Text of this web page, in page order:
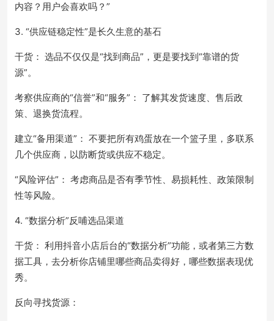
内容？用户会喜欢吗？”
3. “供应链稳定性”是长久生意的基石
干货： 选品不仅仅是“找到商品”，更是要找到“靠谱的货
源”。
考察供应商的“信誉”和“服务”： 了解其发货速度、售后政
策、退换货流程。
建立“备用渠道”： 不要把所有鸡蛋放在一个篮子里，多联系
几个供应商，以防断货或供应不稳定。
“风险评估”： 考虑商品是否有季节性、易损耗性、政策限制
性等风险。
4. “数据分析”反哺选品渠道
干货： 利用抖音小店后台的“数据分析”功能，或者第三方数
据工具，去分析你店铺里哪些商品卖得好，哪些数据表现优
秀。
反向寻找货源：